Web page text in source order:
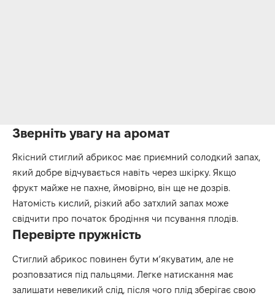
Зверніть увагу на аромат
Якісний стиглий абрикос має приємний солодкий запах,
який добре відчувається навіть через шкірку. Якщо
фрукт майже не пахне, ймовірно, він ще не дозрів.
Натомість кислий, різкий або затхлий запах може
свідчити про початок бродіння чи псування плодів.
Перевірте пружність
Стиглий абрикос повинен бути м’якуватим, але не
розповзатися під пальцями. Легке натискання має
залишати невеликий слід, після чого плід зберігає свою